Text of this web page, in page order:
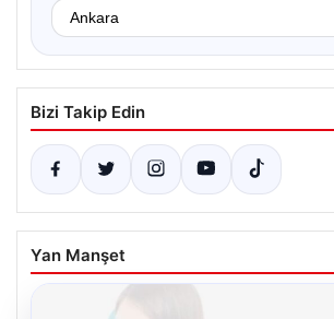
Bizi Takip Edin
Yan Manşet